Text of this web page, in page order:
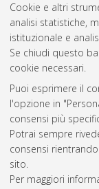
Cookie e altri
analisi statistiche,
istituzionale e
Se chiudi questo
cookie necessari.
Puoi esprimere il
l'opzione in
consensi più
Potrai sempre
consensi
sito.
Per maggiori
Questa lista
Atom
Rss 1.0
Rss 2.0
ISSN: 2038-7946